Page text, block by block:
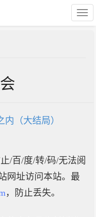
内（大结局）
/百/度/转/码/无法阅
网址访问本站。最
，防止丢失。